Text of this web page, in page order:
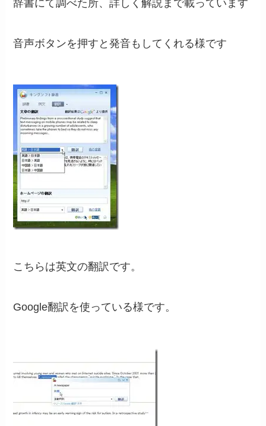
辞書にて調べた所、詳しく解説まで載っています
音声ボタンを押すと発音もしてくれる様です
こちらは英文の翻訳です。
Google翻訳を使っている様です。